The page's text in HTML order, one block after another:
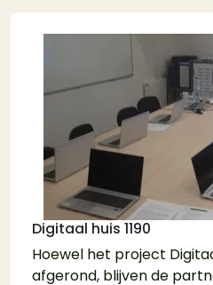
Digitaal huis 1190
Hoewel het project
afgerond, blijven de